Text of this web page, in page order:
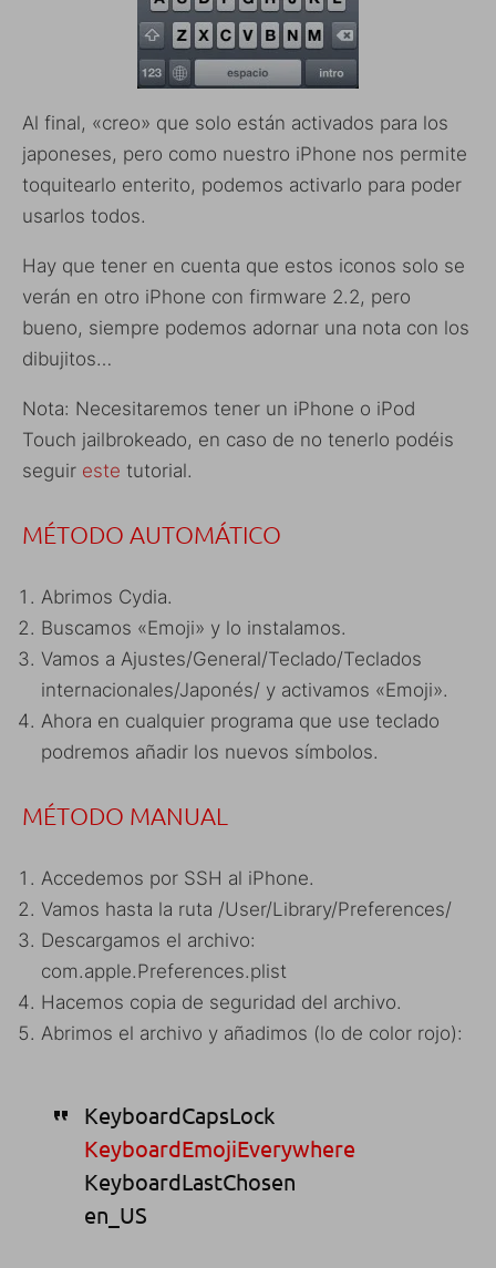
Al final, «creo» que solo están activados para los
japoneses, pero como nuestro iPhone nos permite
toquitearlo enterito, podemos activarlo para poder
usarlos todos.
Hay que tener en cuenta que estos iconos solo se
verán en otro iPhone con firmware 2.2, pero
bueno, siempre podemos adornar una nota con los
dibujitos…
Nota: Necesitaremos tener un iPhone o iPod
Touch jailbrokeado, en caso de no tenerlo podéis
seguir este tutorial.
MÉTODO AUTOMÁTICO
Abrimos Cydia.
Buscamos «Emoji» y lo instalamos.
Vamos a Ajustes/General/Teclado/Teclados
internacionales/Japonés/ y activamos «Emoji».
Ahora en cualquier programa que use teclado
podremos añadir los nuevos símbolos.
MÉTODO MANUAL
Accedemos por SSH al iPhone.
Vamos hasta la ruta /User/Library/Preferences/
Descargamos el archivo:
com.apple.Preferences.plist
Hacemos copia de seguridad del archivo.
Abrimos el archivo y añadimos (lo de color rojo):
KeyboardCapsLock
KeyboardEmojiEverywhere
KeyboardLastChosen
en_US